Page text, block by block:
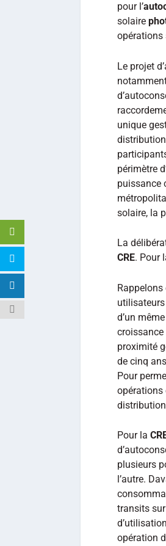
pour l’
solaire
opérations
Le projet
unique
périmètre
puissance
solaire, la
La
CRE. Pour
Rappelons
d’un
proximité
de cinq
Pour
opérations
Pour la
plusieurs
l’autre.
transits
opération